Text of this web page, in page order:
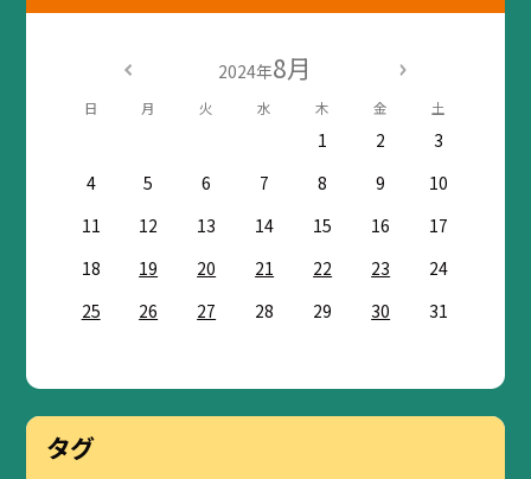
2024年8月
日 月 火 水 木 金 土
1 2
3
4
5 6 7 8 9
10
11
12 13 14 15 16
17
18
19 20 21 22 23
24
25
26 27 28 29 30 31
タグ